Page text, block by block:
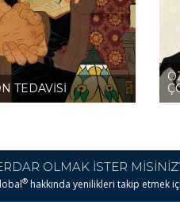
TEDAVİSİ
OLMAK İSTER
® hakkında yenilikleri takip etmek